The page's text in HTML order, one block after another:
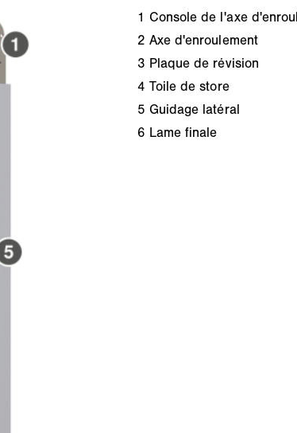
1 Console de l'axe
2 Axe d'enroulement
3 Plaque de révision
4 Toile de store
5 Guidage latéral
6 Lame finale